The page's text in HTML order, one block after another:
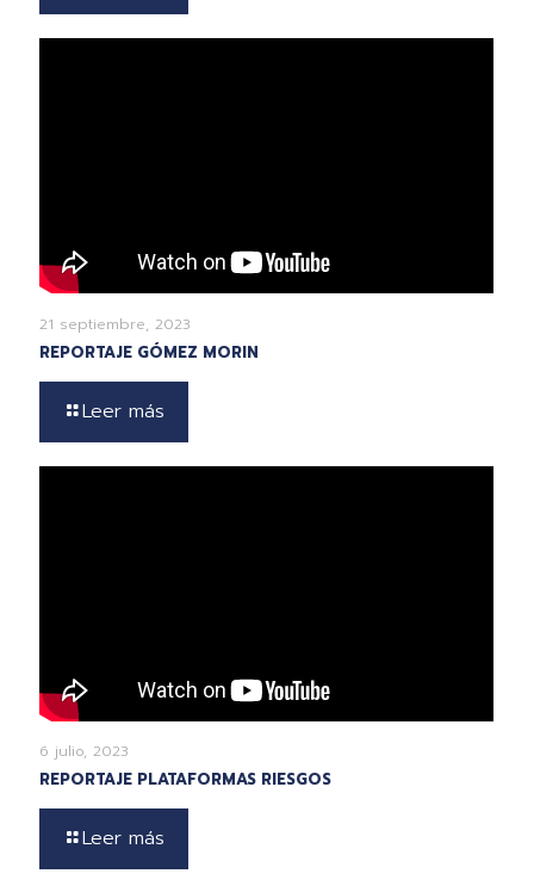
21 septiembre, 2023
REPORTAJE GÓMEZ MORIN
Leer más
6 julio, 2023
REPORTAJE PLATAFORMAS RIESGOS
Leer más